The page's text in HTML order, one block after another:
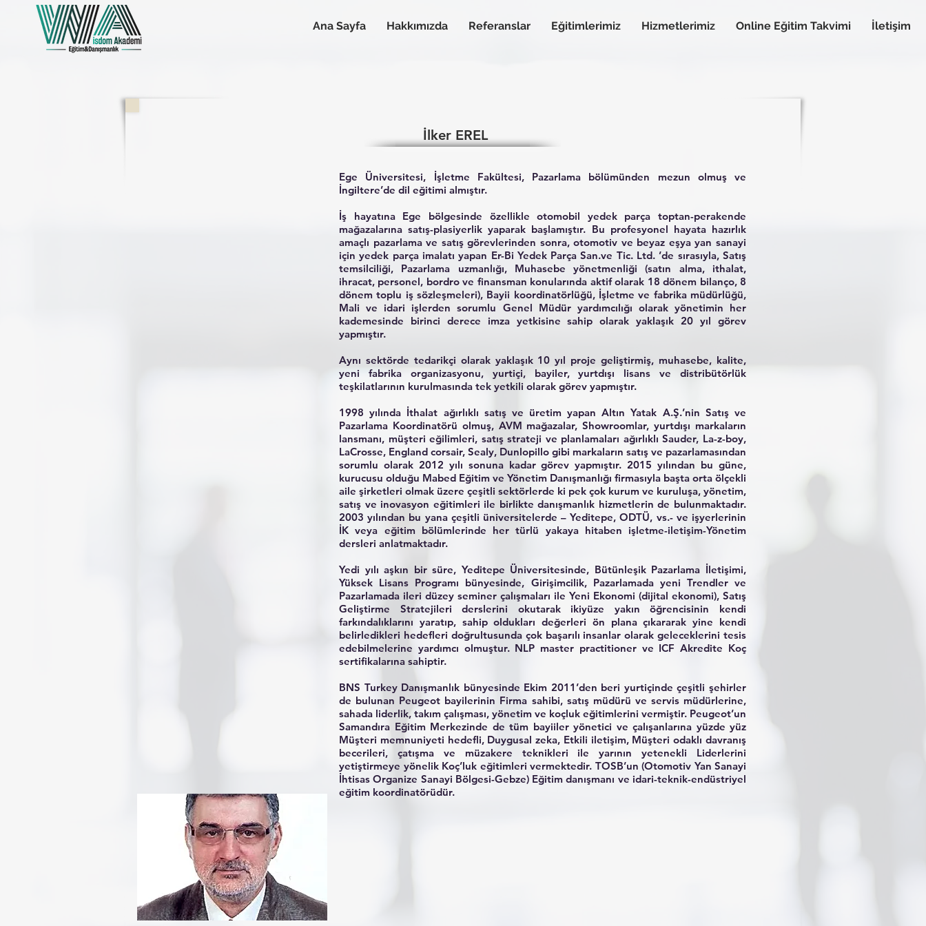
Ana Sayfa Hakkımızda Referanslar Eğitimlerimiz Hizmetlerimiz Online Eğitim Takvimi İletişim
İlker EREL
Ege Üniversitesi, İşletme Fakültesi, Pazarlama bölümünden mezun olmuş ve
İngiltere’de dil eğitimi almıştır.
İş hayatına Ege bölgesinde özellikle otomobil yedek parça toptan-perakende
mağazalarına satış-plasiyerlik yaparak başlamıştır. Bu profesyonel hayata hazırlık
amaçlı pazarlama ve satış görevlerinden sonra, otomotiv ve beyaz eşya yan sanayi
için yedek parça imalatı yapan Er-Bi Yedek Parça San.ve Tic. Ltd. ’de sırasıyla, Satış
temsilciliği, Pazarlama uzmanlığı, Muhasebe yönetmenliği (satın alma, ithalat,
ihracat, personel, bordro ve finansman konularında aktif olarak 18 dönem bilanço, 8
dönem toplu iş sözleşmeleri), Bayii koordinatörlüğü, İşletme ve fabrika müdürlüğü,
Mali ve idari işlerden sorumlu Genel Müdür yardımcılığı olarak yönetimin her
kademesinde birinci derece imza yetkisine sahip olarak yaklaşık 20 yıl görev
yapmıştır.
Aynı sektörde tedarikçi olarak yaklaşık 10 yıl proje geliştirmiş, muhasebe, kalite,
yeni fabrika organizasyonu, yurtiçi, bayiler, yurtdışı lisans ve distribütörlük
teşkilatlarının kurulmasında tek yetkili olarak görev yapmıştır.
1998 yılında İthalat ağırlıklı satış ve üretim yapan Altın Yatak A.Ş.’nin Satış ve
Pazarlama Koordinatörü olmuş, AVM mağazalar, Showroomlar, yurtdışı markaların
lansmanı, müşteri eğilimleri, satış strateji ve planlamaları ağırlıklı Sauder, La-z-boy,
LaCrosse, England corsair, Sealy, Dunlopillo gibi markaların satış ve pazarlamasından
sorumlu olarak 2012 yılı sonuna kadar görev yapmıştır. 2015 yılından bu güne,
kurucusu olduğu Mabed Eğitim ve Yönetim Danışmanlığı firmasıyla başta orta ölçekli
aile şirketleri olmak üzere çeşitli sektörlerde ki pek çok kurum ve kuruluşa, yönetim,
satış ve inovasyon eğitimleri ile birlikte danışmanlık hizmetlerin de bulunmaktadır.
2003 yılından bu yana çeşitli üniversitelerde – Yeditepe, ODTÜ, vs.- ve işyerlerinin
İK veya eğitim bölümlerinde her türlü yakaya hitaben işletme-iletişim-Yönetim
dersleri anlatmaktadır.
Yedi yılı aşkın bir süre, Yeditepe Üniversitesinde, Bütünleşik Pazarlama İletişimi,
Yüksek Lisans Programı bünyesinde, Girişimcilik, Pazarlamada yeni Trendler ve
Pazarlamada ileri düzey seminer çalışmaları ile Yeni Ekonomi (dijital ekonomi), Satış
Geliştirme Stratejileri derslerini okutarak ikiyüze yakın öğrencisinin kendi
farkındalıklarını yaratıp, sahip oldukları değerleri ön plana çıkararak yine kendi
belirledikleri hedefleri doğrultusunda çok başarılı insanlar olarak geleceklerini tesis
edebilmelerine yardımcı olmuştur. NLP master practitioner ve ICF Akredite Koç
sertifikalarına sahiptir.
BNS Turkey Danışmanlık bünyesinde Ekim 2011’den beri yurtiçinde çeşitli şehirler
de bulunan Peugeot bayilerinin Firma sahibi, satış müdürü ve servis müdürlerine,
sahada liderlik, takım çalışması, yönetim ve koçluk eğitimlerini vermiştir. Peugeot’un
Samandıra Eğitim Merkezinde de tüm bayiiler yönetici ve çalışanlarına yüzde yüz
Müşteri memnuniyeti hedefli, Duygusal zeka, Etkili iletişim, Müşteri odaklı davranış
becerileri, çatışma ve müzakere teknikleri ile yarının yetenekli Liderlerini
yetiştirmeye yönelik Koç’luk eğitimleri vermektedir. TOSB’un (Otomotiv Yan Sanayi
İhtisas Organize Sanayi Bölgesi-Gebze) Eğitim danışmanı ve idari-teknik-endüstriyel
eğitim koordinatörüdür.